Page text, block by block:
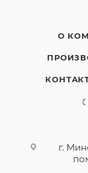
О
г.